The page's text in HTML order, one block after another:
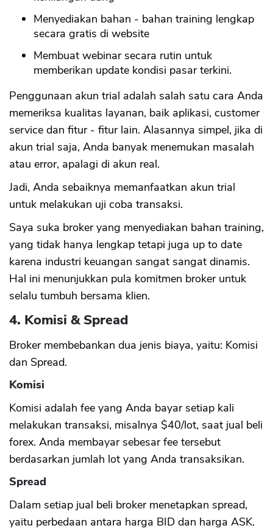
Menyediakan bahan - bahan training lengkap
secara gratis di website
Membuat webinar secara rutin untuk
memberikan update kondisi pasar terkini.
Penggunaan akun trial adalah salah satu cara Anda
memeriksa kualitas layanan, baik aplikasi, customer
service dan fitur - fitur lain. Alasannya simpel, jika di
akun trial saja, Anda banyak menemukan masalah
atau error, apalagi di akun real.
Jadi, Anda sebaiknya memanfaatkan akun trial
untuk melakukan uji coba transaksi.
Saya suka broker yang menyediakan bahan training,
yang tidak hanya lengkap tetapi juga up to date
karena industri keuangan sangat sangat dinamis.
Hal ini menunjukkan pula komitmen broker untuk
selalu tumbuh bersama klien.
4. Komisi & Spread
Broker membebankan dua jenis biaya, yaitu: Komisi
dan Spread.
Komisi
Komisi adalah fee yang Anda bayar setiap kali
melakukan transaksi, misalnya $40/lot, saat jual beli
forex. Anda membayar sebesar fee tersebut
berdasarkan jumlah lot yang Anda transaksikan.
Spread
Dalam setiap jual beli broker menetapkan spread,
yaitu perbedaan antara harga BID dan harga ASK.